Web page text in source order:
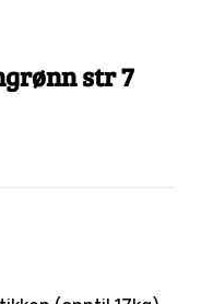
str 7